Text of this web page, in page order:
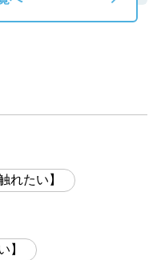
れたい】
】